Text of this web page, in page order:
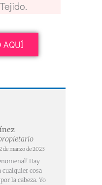
AQUÍ
de marzo de 2023
Hay
cosa
la cabeza. Yo